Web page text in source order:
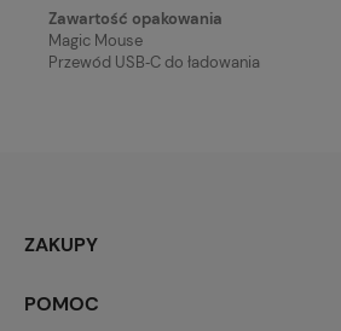
Zawartość opakowania
Magic Mouse
Przewód USB‑C do ładowania
ZAKUPY
POMOC